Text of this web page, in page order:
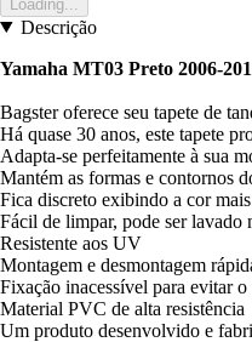
Loading...
Descrição
Yamaha MT03 Preto 2006-
Bagster oferece seu tapete de
Há quase 30 anos, este tapete
Adapta-se perfeitamente à sua
Mantém as formas e contornos
Fica discreto exibindo a cor
Fácil de limpar, pode ser lavado
Resistente aos UV
Montagem e desmontagem
Fixação inacessível para evitar
Material PVC de alta resistência
Um produto desenvolvido e